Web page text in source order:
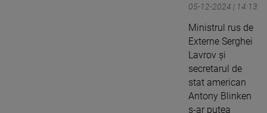
05-12-2024 | 14:13
Ministrul rus de
Externe Serghei
Lavrov şi
secretarul de
stat american
Antony Blinken
s-ar putea